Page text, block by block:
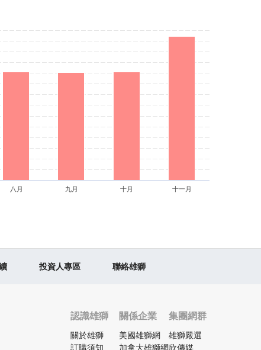
八月 九月 十月 十一月
投資人專區 聯絡雄獅
認識雄獅
關於雄獅
訂購須知
關係企業
美國雄獅網
加拿大雄獅網
集團網群
雄獅嚴選
欣傳媒